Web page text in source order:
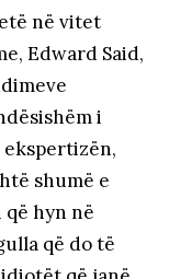
në vitet
Edward Said,
i
shumë e
që hyn në
që do të